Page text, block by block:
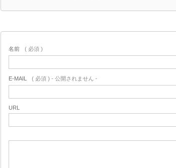
名前 ( 必須 )
E-MAIL ( 必須 ) - 公開されません -
URL